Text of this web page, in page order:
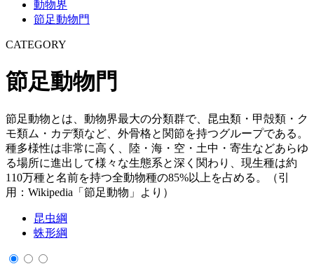
動物界
節足動物門
CATEGORY
節足動物門
節足動物とは、動物界最大の分類群で、昆虫類・甲殻類・ク
モ類ム・カデ類など、外骨格と関節を持つグループである。
種多様性は非常に高く、陸・海・空・土中・寄生などあらゆ
る場所に進出して様々な生態系と深く関わり、現生種は約
110万種と名前を持つ全動物種の85%以上を占める。（引
用：Wikipedia「節足動物」より）
昆虫綱
蛛形綱